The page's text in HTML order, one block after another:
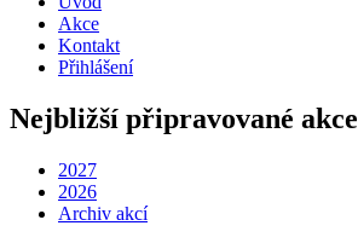
Akce
Kontakt
Přihlášení
Nejbližší připravované akce
2027
2026
Archiv akcí